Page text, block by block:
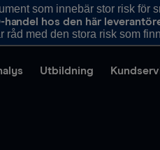
som innebär stor risk för
hos den här
råd med den stora risk som
Utbildning